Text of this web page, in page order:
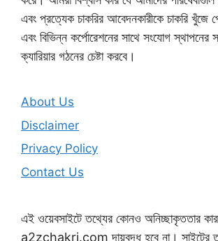
এবং প্রত্যেক চাকরির আবেদনকারীকে চাকরি খুঁজে
এবং বিভিন্ন কর্পোরেশনের সাথে সংযোগ স্থাপনের
ক্যারিয়ার গঠনের চেষ্টা করবে।
About Us
Disclaimer
Privacy Policy
Contact Us
এই ওয়েবসাইটে তথ্যের কোনও অনিচ্ছাকৃততার
a2zchakri.com দায়বদ্ধ হবে না। সাইটের